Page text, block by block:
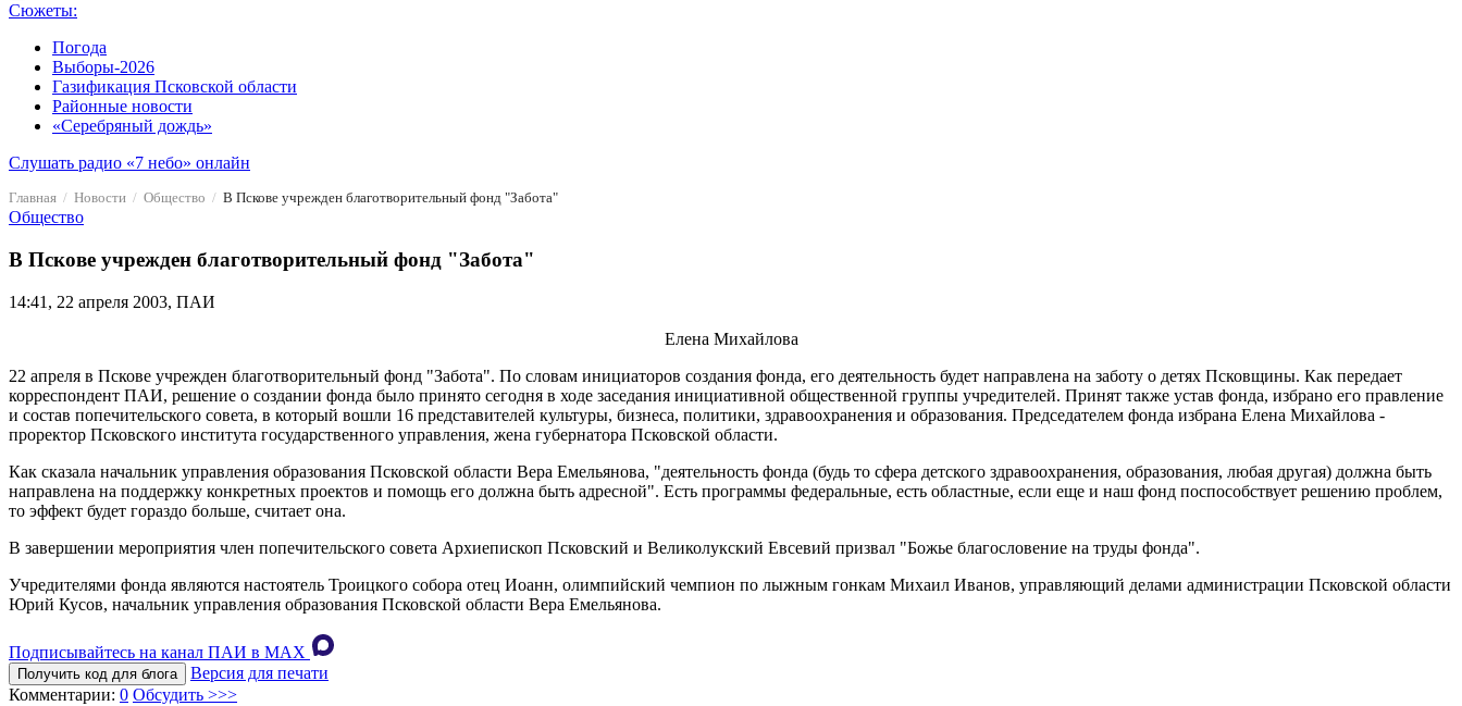
Сюжеты:
Погода
Выборы-2026
Газификация Псковской области
Районные новости
«Серебряный дождь»
Слушать радио «7 небо» онлайн
Главная Новости Общество В Пскове учрежден благотворительный фонд "Забота"
Общество
В Пскове учрежден благотворительный фонд "Забота"
14:41, 22 апреля 2003, ПАИ
Елена Михайлова
22 апреля в Пскове учрежден благотворительный фонд "Забота". По словам инициаторов создания фонда, его деятельность будет направлена на заботу о детях Псковщины. Как передает
корреспондент ПАИ, решение о создании фонда было принято сегодня в ходе заседания инициативной общественной группы учредителей. Принят также устав фонда, избрано его правление
и состав попечительского совета, в который вошли 16 представителей культуры, бизнеса, политики, здравоохранения и образования. Председателем фонда избрана Елена Михайлова -
проректор Псковского института государственного управления, жена губернатора Псковской области.
Как сказала начальник управления образования Псковской области Вера Емельянова, "деятельность фонда (будь то сфера детского здравоохранения, образования, любая другая) должна быть
направлена на поддержку конкретных проектов и помощь его должна быть адресной". Есть программы федеральные, есть областные, если еще и наш фонд поспособствует решению проблем,
то эффект будет гораздо больше, считает она.
В завершении мероприятия член попечительского совета Архиепископ Псковский и Великолукский Евсевий призвал "Божье благословение на труды фонда".
Учредителями фонда являются настоятель Троицкого собора отец Иоанн, олимпийский чемпион по лыжным гонкам Михаил Иванов, управляющий делами администрации Псковской области
Юрий Кусов, начальник управления образования Псковской области Вера Емельянова.
Подписывайтесь на канал ПАИ в MAХ
Получить код для блога
Версия для печати
Комментарии: 0 Обсудить >>>